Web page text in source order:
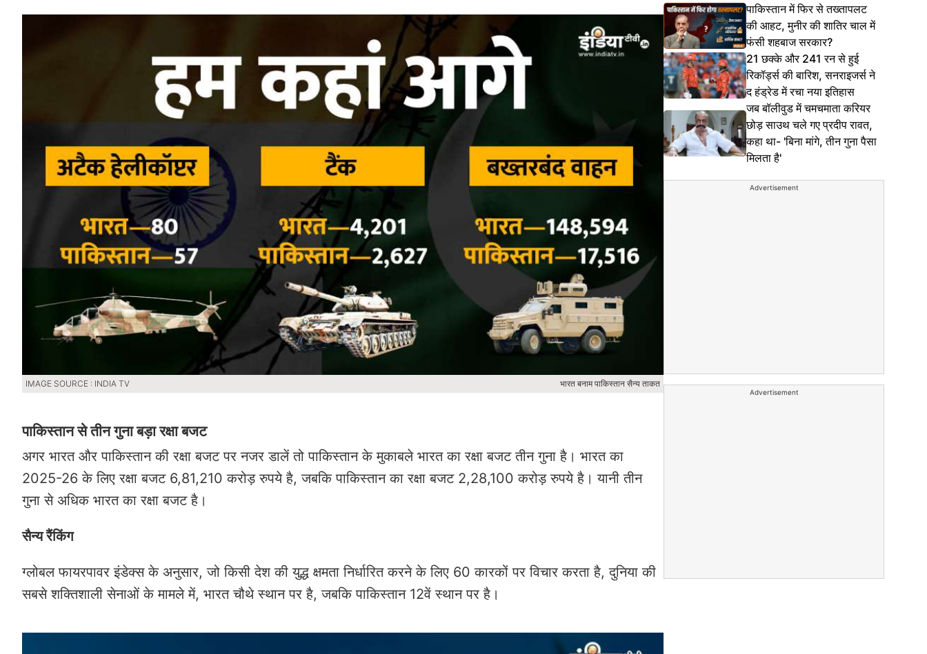
IMAGE SOURCE : INDIA TV भारत बनाम पाकिस्तान सैन्य ताकत
पाकिस्तान से तीन गुना बड़ा रक्षा बजट
अगर भारत और पाकिस्तान की रक्षा बजट पर नजर डालें तो पाकिस्तान के मुकाबले भारत का रक्षा बजट तीन गुना है। भारत का
2025-26 के लिए रक्षा बजट 6,81,210 करोड़ रुपये है, जबकि पाकिस्तान का रक्षा बजट 2,28,100 करोड़ रुपये है। यानी तीन
गुना से अधिक भारत का रक्षा बजट है।
सैन्य रैंकिंग
ग्लोबल फायरपावर इंडेक्स के अनुसार, जो किसी देश की युद्ध क्षमता निर्धारित करने के लिए 60 कारकों पर विचार करता है, दुनिया की
सबसे शक्तिशाली सेनाओं के मामले में, भारत चौथे स्थान पर है, जबकि पाकिस्तान 12वें स्थान पर है।
पाकिस्तान में फिर से तख्तापलट
की आहट, मुनीर की शातिर चाल में
फंसी शहबाज सरकार?
21 छक्के और 241 रन से हुई
रिकॉर्ड्स की बारिश, सनराइजर्स ने
द हंड्रेड में रचा नया इतिहास
जब बॉलीवुड में चमचमाता करियर
छोड़ साउथ चले गए प्रदीप रावत,
कहा था- 'बिना मांगे, तीन गुना पैसा
मिलता है'
Advertisement
Advertisement